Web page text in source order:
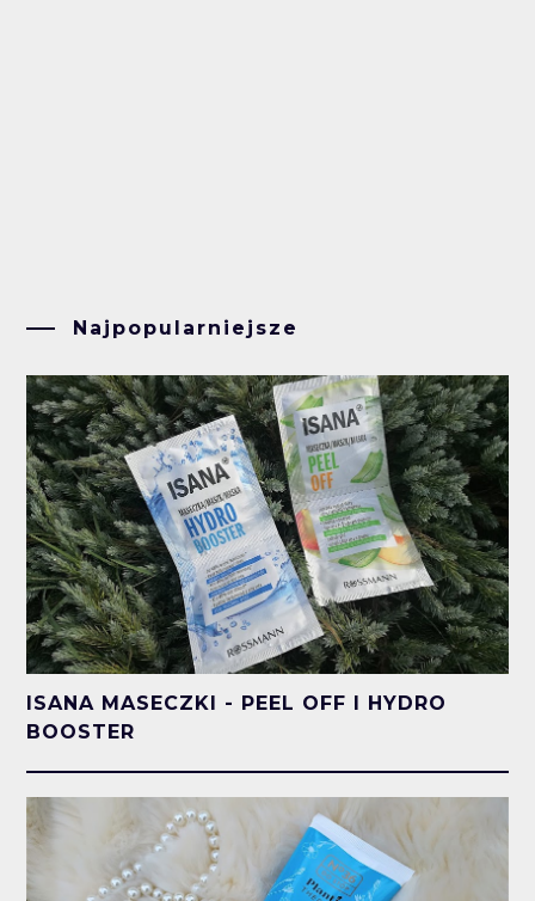
Najpopularniejsze
ISANA MASECZKI - PEEL OFF I HYDRO
BOOSTER